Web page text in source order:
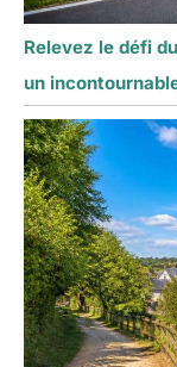
Relevez le défi
un